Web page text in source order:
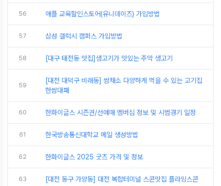
56 애플 교육할인스토어(유니데이즈) 가입방법
57 삼성 갤럭시 캠퍼스 가입방법
58 [대구 태전동 맛집]생고기가 맛있는 주막 생고기
59
[대전 대덕구 비래동] 쌈채소 다양하게 먹을 수 있는 고기집
한쌈대패
60 한화이글스 시즌권/선예매 멤버십 정보 및 시범경기 일정
61 한국방송통신대학교 메일 생성방법
62 한화이글스 2025 굿즈 가격 및 정보
63 [대전 동구 가양동] 대전 복합터미널 스콘맛집 플라잉스콘